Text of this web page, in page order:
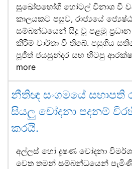
සුඛෝපභෝගී හෝටල් විනාශ වී
කාලයකට පසුව, රාජ්‍යයේ
සම්බන්ධයෙන් සිදු වූ පළමු
කිරීම් වාර්තා වී තිබේ. පසුගිය
පූජිත් ජයසුන්දර සහ හිටපු
more
නීතිඥ සංගමයේ සභාපති
සියලු චෝදනා පදනම්
කරයි.
අල්ලස් හෝ දූෂණ චෝදනා
වෙත තමන් සම්බන්ධයෙන්